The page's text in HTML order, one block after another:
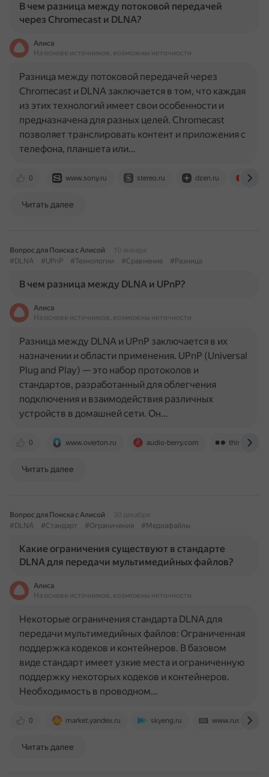
В чем разница между потоковой передачей
через Chromecast и DLNA?
Алиса
На основе источников, возможны неточности
0 www.sony.ru stereo.ru dzen.ru
Разница между потоковой передачей через
Chromecast и DLNA заключается в том, что каждая
из этих технологий имеет свои особенности и
предназначена для разных целей. Chromecast
позволяет транслировать контент и приложения с
телефона, планшета или…
Читать далее
Вопрос для Поиска с Алисой
10 января
#DLNA
#UPnP #Технологии #Сравнение #Разница
В чем разница между DLNA и UPnP?
Алиса
На основе источников, возможны неточности
0 www.overton.ru audio-berry.com thisvsthat.io
Разница между DLNA и UPnP заключается в их
назначении и области применения. UPnP (Universal
Plug and Play) — это набор протоколов и
стандартов, разработанный для облегчения
подключения и взаимодействия различных
устройств в домашней сети. Он…
Читать далее
Вопрос для Поиска с Алисой
30 декабря
#DLNA
#Стандарт #Ограничения #Медиафайлы
Какие ограничения существуют в стандарте
DLNA для передачи мультимедийных файлов?
Алиса
На основе источников, возможны неточности
0 market.yandex.ru skyeng.ru www.rusinstall.ru
Некоторые ограничения стандарта DLNA для
передачи мультимедийных файлов: Ограниченная
поддержка кодеков и контейнеров. В базовом
виде стандарт имеет узкие места и ограниченную
поддержку некоторых кодеков и контейнеров.
Необходимость в проводном…
Читать далее